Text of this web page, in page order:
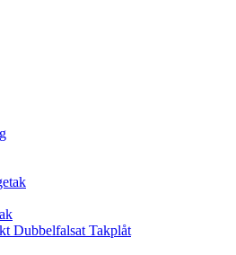
Dubbelfalsat Takplåt